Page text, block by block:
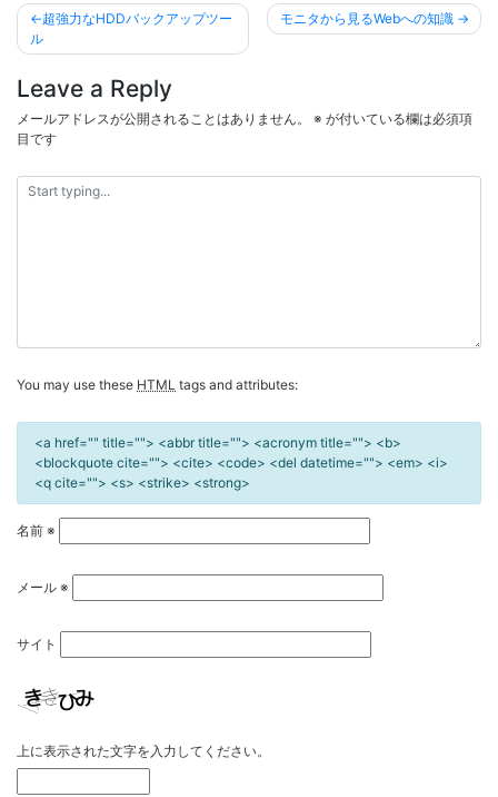
投
稿
ナ
ビ
ゲ
ー
シ
超強力なHDDバックアップツー
ル
モニタから見るWebへの知識
Leave a Reply
メールアドレスが公開されることはありません。 ※ が付いている欄は必須項
目です
You may use these HTML tags and attributes:
<a href="" title=""> <abbr title=""> <acronym title=""> <b>
<blockquote cite=""> <cite> <code> <del datetime=""> <em> <i>
<q cite=""> <s> <strike> <strong>
名前 ※
メール ※
サイト
上に表示された文字を入力してください。